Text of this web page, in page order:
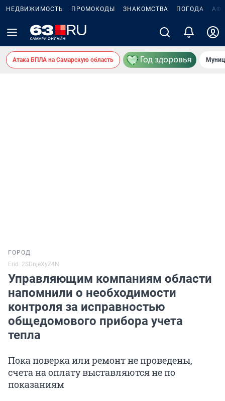
НЕДВИЖИМОСТЬ ПРОМОКОДЫ ЗНАКОМСТВА ПОГОДА
Атака БПЛА на Самарскую область
ГОРОД
Erid: 2SDnjeXyZ4N
Управляющим компаниям области
напомнили о необходимости
контроля за исправностью
общедомового прибора учета
тепла
Пока поверка или ремонт не проведены,
счета на оплату выставляются не по
показаниям